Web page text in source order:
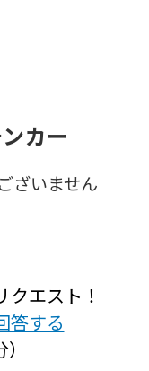
カー
ざいません
エスト！
答する